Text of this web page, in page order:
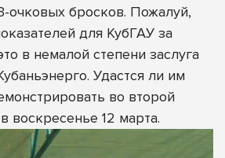
очковых бросков. Пожалуй,
для КубГАУ за
в немалой степени заслуга
Удастся ли им
во второй
воскресенье 12 марта.